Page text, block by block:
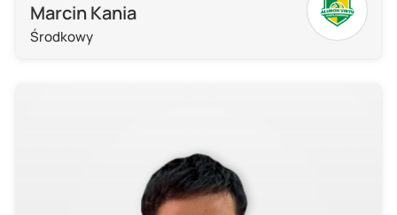
Marcin Kania
Środkowy